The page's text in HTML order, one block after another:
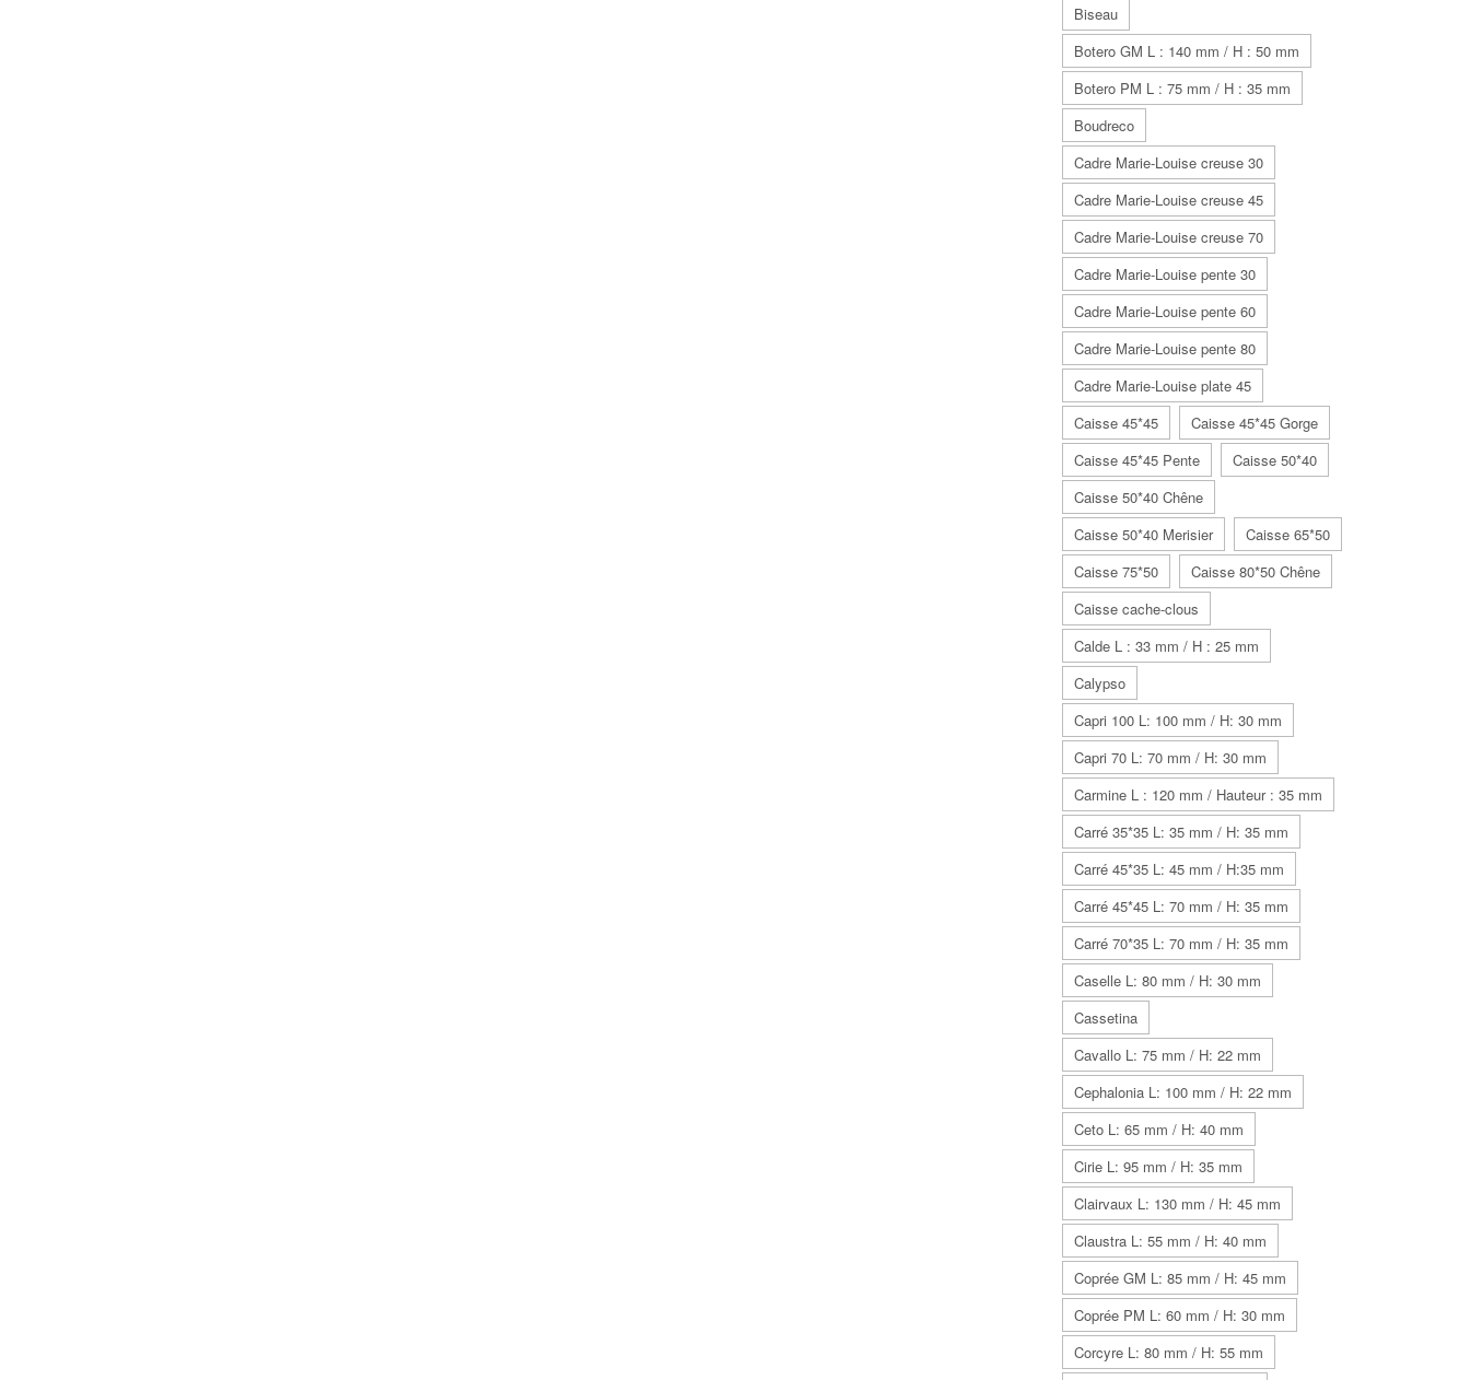
Biseau
Botero GM L : 140 mm / H : 50 mm
Botero PM L : 75 mm / H : 35 mm
Boudreco
Cadre Marie-Louise creuse 30
Cadre Marie-Louise creuse 45
Cadre Marie-Louise creuse 70
Cadre Marie-Louise pente 30
Cadre Marie-Louise pente 60
Cadre Marie-Louise pente 80
Cadre Marie-Louise plate 45
Caisse 45*45
Caisse 45*45 Gorge
Caisse 45*45 Pente
Caisse 50*40
Caisse 50*40 Chêne
Caisse 50*40 Merisier
Caisse 65*50
Caisse 75*50
Caisse 80*50 Chêne
Caisse cache-clous
Calde L : 33 mm / H : 25 mm
Calypso
Capri 100 L: 100 mm / H: 30 mm
Capri 70 L: 70 mm / H: 30 mm
Carmine L : 120 mm / Hauteur : 35 mm
Carré 35*35 L: 35 mm / H: 35 mm
Carré 45*35 L: 45 mm / H:35 mm
Carré 45*45 L: 70 mm / H: 35 mm
Carré 70*35 L: 70 mm / H: 35 mm
Caselle L: 80 mm / H: 30 mm
Cassetina
Cavallo L: 75 mm / H: 22 mm
Cephalonia L: 100 mm / H: 22 mm
Ceto L: 65 mm / H: 40 mm
Cirie L: 95 mm / H: 35 mm
Clairvaux L: 130 mm / H: 45 mm
Claustra L: 55 mm / H: 40 mm
Coprée GM L: 85 mm / H: 45 mm
Coprée PM L: 60 mm / H: 30 mm
Corcyre L: 80 mm / H: 55 mm